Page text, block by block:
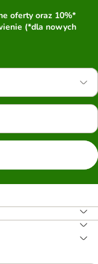
oferty oraz 10%*
(*dla nowych